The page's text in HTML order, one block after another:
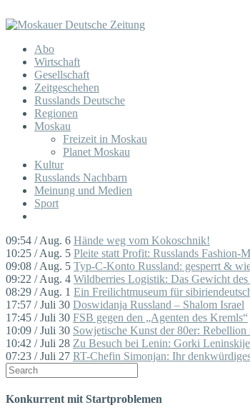
Abo
Wirtschaft
Gesellschaft
Zeitgeschehen
Russlands Deutsche
Regionen
Moskau
Freizeit in Moskau
Planet Moskau
Kultur
Russlands Nachbarn
Meinung und Medien
Sport
09:54 / Aug. 6 Hände weg vom Kokoschnik!
10:25 / Aug. 5 Pleite statt Profit: Russlands Fashion-
09:08 / Aug. 5 Typ-C-Konto Russland: gesperrt &
09:22 / Aug. 4 Wildberries Logistik: Das Gewicht
08:29 / Aug. 1 Ein Freilichtmuseum für
17:57 / Juli 30 Doswidanja Russland – Shalom Israel
17:45 / Juli 30 FSB gegen den „Agenten des Kremls“
10:09 / Juli 30 Sowjetische Kunst der 80er: Rebellion
10:42 / Juli 28 Zu Besuch bei Lenin: Gorki Leninskije
07:23 / Juli 27 RT-Chefin Simonjan: Ihr
Konkurrent mit Startproblemen